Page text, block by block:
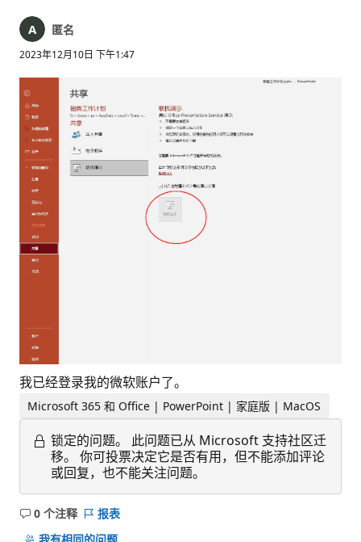
匿名
2023年12月10日 下午1:47
我已经登录我的微软账户了。
Microsoft 365 和 Office | PowerPoint | 家庭版 | MacOS
锁定的问题。
此问题已从 Microsoft 支持社区迁
移。 你可投票决定它是否有用，但不能添加评论
或回复，也不能关注问题。
0 个注释
无
注
报表
我有相同的问题